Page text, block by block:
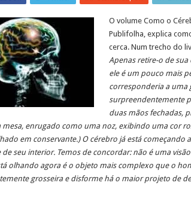
O volume Como o
Publifolha, explica
cerca. Num trecho do
Apenas retire-o de sua
ele é um pouco mais
corresponderia a uma
surpreendentemente
duas mãos fechadas,
mesa, enrugado como uma noz, exibindo uma cor
em conservante.) O cérebro já está
de seu interior. Temos de concordar: não é uma visão
olhando agora é o objeto mais complexo que o
grosseira e disforme há o maior projeto de